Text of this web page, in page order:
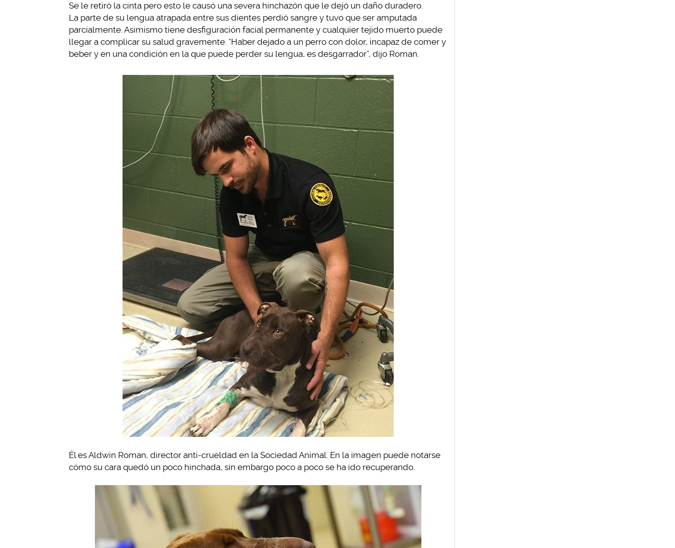
Se le retiró la cinta pero esto le causó una severa hinchazón que le dejó un daño duradero.
La parte de su lengua atrapada entre sus dientes perdió sangre y tuvo que ser amputada
parcialmente. Asimismo tiene desfiguración facial permanente y cualquier tejido muerto puede
llegar a complicar su salud gravemente. “Haber dejado a un perro con dolor, incapaz de comer y
beber y en una condición en la que puede perder su lengua, es desgarrador”, dijo Roman.
Él es Aldwin Roman, director anti-crueldad en la Sociedad Animal. En la imagen puede notarse
cómo su cara quedó un poco hinchada, sin embargo poco a poco se ha ido recuperando.